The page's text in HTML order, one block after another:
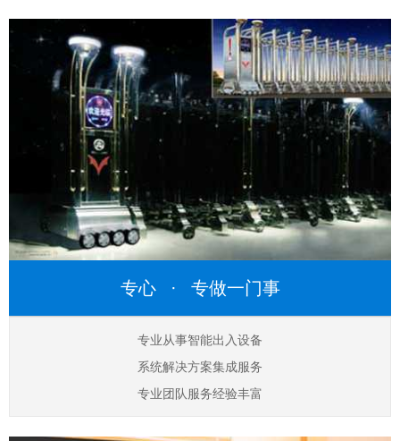
专心 · 专做一门事
专业从事智能出入设备
系统解决方案集成服务
专业团队服务经验丰富